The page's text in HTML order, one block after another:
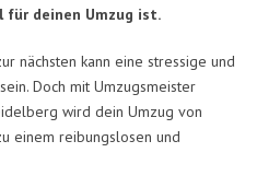
für deinen Umzug ist.
nächsten kann eine stressige und
Doch mit Umzugsmeister
wird dein Umzug von
einem reibungslosen und